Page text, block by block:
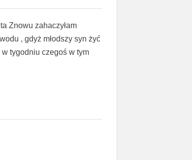
Znowu zahaczyłam
, gdyż młodszy syn żyć
tygodniu czegoś w tym